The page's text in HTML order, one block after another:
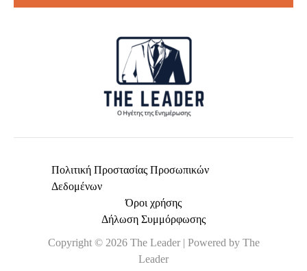
Πολιτική Προστασίας Προσωπικών
Δεδομένων
Όροι χρήσης
Δήλωση Συμμόρφωσης
Copyright © 2026 The Leader | Powered by The
Leader